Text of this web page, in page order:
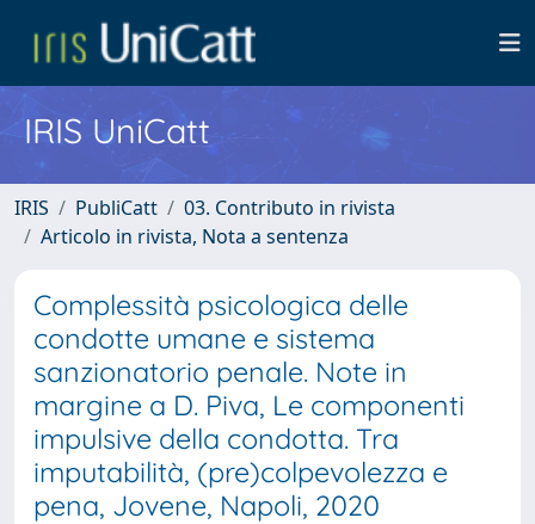
IRIS UniCatt
IRIS PubliCatt
03. Contributo in rivista
Articolo in rivista, Nota a sentenza
Complessità psicologica delle
condotte umane e sistema
sanzionatorio penale. Note in
margine a D. Piva, Le componenti
impulsive della condotta. Tra
imputabilità, (pre)colpevolezza e
pena, Jovene, Napoli, 2020